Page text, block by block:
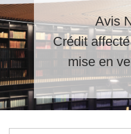
Avis
Crédit
mise en